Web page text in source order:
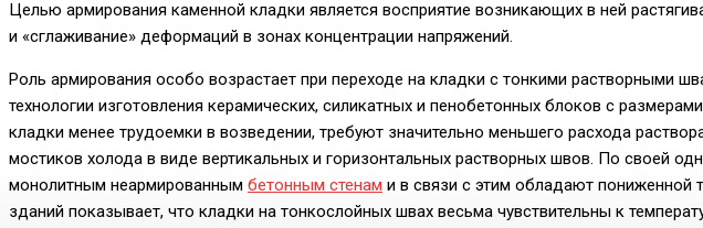
Целью армирования каменной кладки является восприятие возникающих в ней
и «сглаживание» деформаций в зонах концентрации напряжений.
Роль армирования особо возрастает при переходе на кладки с тонкими растворными
технологии изготовления керамических, силикатных и пенобетонных блоков с
кладки менее трудоемки в возведении, требуют значительно меньшего расхода
мостиков холода в виде вертикальных и горизонтальных растворных швов. По своей
монолитным неармированным бетонным стенам и в связи с этим обладают пониженной
зданий показывает, что кладки на тонкослойных швах весьма чувствительны к